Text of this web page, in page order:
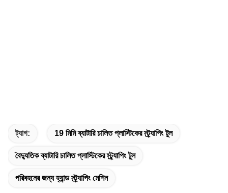
ট্যাগ: 19 মিমি ব্যাটারি চালিত প্লাস্টিকের স্ট্র্যাপিং টুল
বৈদ্যুতিক ব্যাটারি চালিত প্লাস্টিকের স্ট্র্যাপিং টুল
পরিবহনের জন্য হ্যান্ড স্ট্র্যাপিং মেশিন